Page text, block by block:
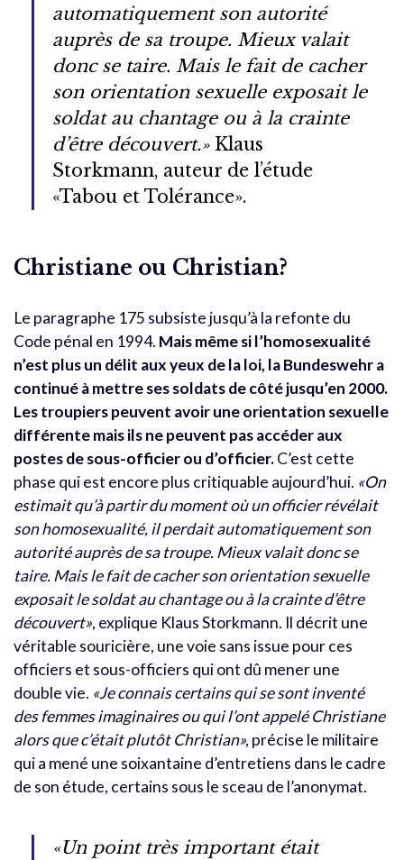
automatiquement son autorité
auprès de sa troupe. Mieux valait
donc se taire. Mais le fait de cacher
son orientation sexuelle exposait le
soldat au chantage ou à la crainte
d’être découvert.»Klaus
Storkmann, auteur de l’étude
«Tabou et Tolérance».
Christiane ou Christian?
Le paragraphe 175 subsiste jusqu’à la refonte du
Code pénal en 1994. Mais même si l’homosexualité
n’est plus un délit aux yeux de la loi, la Bundeswehr a
continué à mettre ses soldats de côté jusqu’en 2000.
Les troupiers peuvent avoir une orientation sexuelle
différente mais ils ne peuvent pas accéder aux
postes de sous-officier ou d’officier.C’est cette
phase qui est encore plus critiquable aujourd’hui. «On
estimait qu’à partir du moment où un officier révélait
son homosexualité, il perdait automatiquement son
autorité auprès de sa troupe. Mieux valait donc se
taire. Mais le fait de cacher son orientation sexuelle
exposait le soldat au chantage ou à la crainte d’être
découvert», explique Klaus Storkmann. Il décrit une
véritable souricière, une voie sans issue pour ces
officiers et sous-officiers qui ont dû mener une
double vie. «Je connais certains qui se sont inventé
des femmes imaginaires ou qui l’ont appelé Christiane
alors que c’était plutôt Christian»,précise le militaire
qui a mené une soixantaine d’entretiens dans le cadre
de son étude, certains sous le sceau de l’anonymat.
«Un point très important était